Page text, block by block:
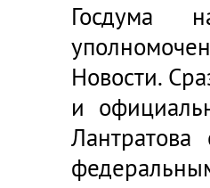
Госдума
Новости.
и